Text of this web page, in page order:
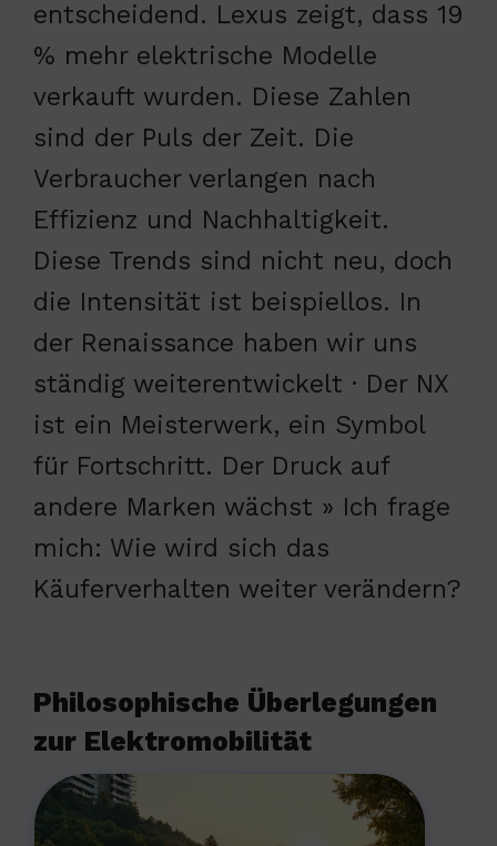
entscheidend. Lexus zeigt, dass 19
% mehr elektrische Modelle
verkauft wurden. Diese Zahlen
sind der Puls der Zeit. Die
Verbraucher verlangen nach
Effizienz und Nachhaltigkeit.
Diese Trends sind nicht neu, doch
die Intensität ist beispiellos. In
der Renaissance haben wir uns
ständig weiterentwickelt · Der NX
ist ein Meisterwerk, ein Symbol
für Fortschritt. Der Druck auf
andere Marken wächst » Ich frage
mich: Wie wird sich das
Käuferverhalten weiter verändern?
Philosophische Überlegungen
zur Elektromobilität